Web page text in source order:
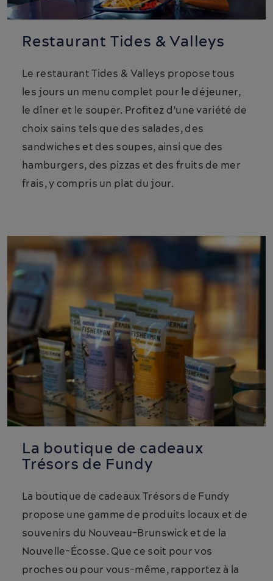
Restaurant Tides & Valleys
Le restaurant Tides & Valleys propose tous
les jours un menu complet pour le déjeuner,
le dîner et le souper. Profitez d’une variété de
choix sains tels que des salades, des
sandwiches et des soupes, ainsi que des
hamburgers, des pizzas et des fruits de mer
frais, y compris un plat du jour.
La boutique de cadeaux
Trésors de Fundy
La boutique de cadeaux Trésors de Fundy
propose une gamme de produits locaux et de
souvenirs du Nouveau-Brunswick et de la
Nouvelle-Écosse. Que ce soit pour vos
proches ou pour vous-même, rapportez à la